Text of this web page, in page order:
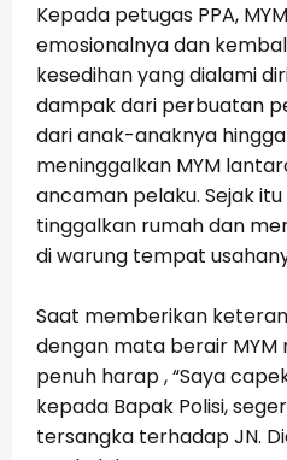
Kepada petugas PPA,
emosionalnya dan
kesedihan yang dialami
dampak dari perbuatan
dari anak-anaknya
meninggalkan MYM
ancaman pelaku. Sejak
tinggalkan rumah dan
di warung tempat
Saat memberikan
dengan mata berair
penuh harap , “Saya
kepada Bapak Polisi,
tersangka terhadap JN.